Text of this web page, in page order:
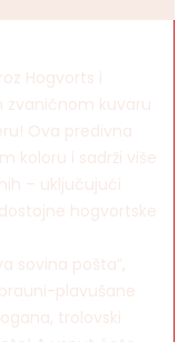
Hogvorts i
kuvaru
Ova predivna
koloru i sadrži više
– uključujući
hogvortske
sovina pošta”,
plavušane
trolovski